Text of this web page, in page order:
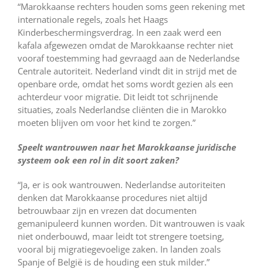
“Marokkaanse rechters houden soms geen rekening met
internationale regels, zoals het Haags
Kinderbeschermingsverdrag. In een zaak werd een
kafala afgewezen omdat de Marokkaanse rechter niet
vooraf toestemming had gevraagd aan de Nederlandse
Centrale autoriteit. Nederland vindt dit in strijd met de
openbare orde, omdat het soms wordt gezien als een
achterdeur voor migratie. Dit leidt tot schrijnende
situaties, zoals Nederlandse cliënten die in Marokko
moeten blijven om voor het kind te zorgen.”
Speelt wantrouwen naar het Marokkaanse juridische
systeem ook een rol in dit soort zaken?
“Ja, er is ook wantrouwen. Nederlandse autoriteiten
denken dat Marokkaanse procedures niet altijd
betrouwbaar zijn en vrezen dat documenten
gemanipuleerd kunnen worden. Dit wantrouwen is vaak
niet onderbouwd, maar leidt tot strengere toetsing,
vooral bij migratiegevoelige zaken. In landen zoals
Spanje of België is de houding een stuk milder.”